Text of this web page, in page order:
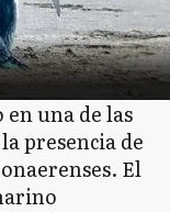
una de las
presencia de
El